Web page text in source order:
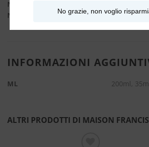
Note di cuore:
Note di fondo:
Amyris, Cedro, Fava di
INFORMAZIONI
ML 200ml,
ALTRI PRODOTTI DI MAISON
No grazie, non voglio